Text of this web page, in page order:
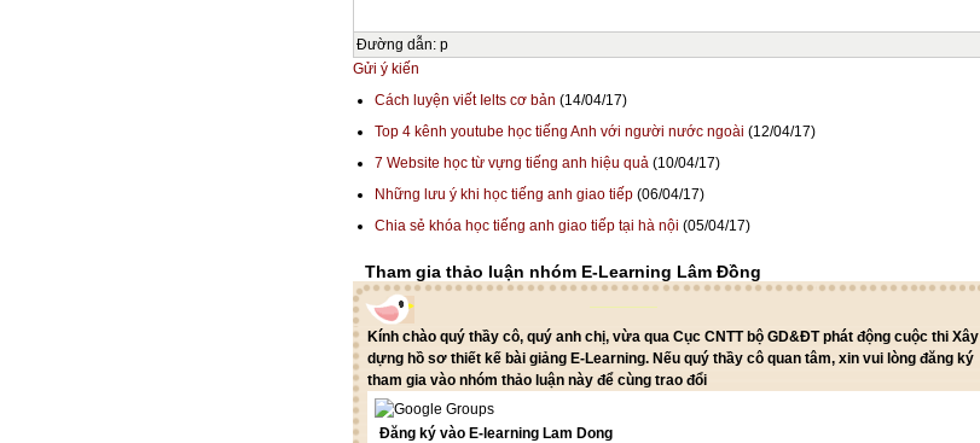
Đường dẫn: p
Gửi ý kiến
Cách luyện viết Ielts cơ bản (14/04/17)
Top 4 kênh youtube học tiếng Anh với người nước ngoài (12/04/17)
7 Website học từ vựng tiếng anh hiệu quả (10/04/17)
Những lưu ý khi học tiếng anh giao tiếp (06/04/17)
Chia sẻ khóa học tiếng anh giao tiếp tại hà nội (05/04/17)
Tham gia thảo luận nhóm E-Learning Lâm Đồng
Kính chào quý thầy cô, quý anh chị, vừa qua Cục CNTT bộ GD&ĐT phát động cuộc thi Xây
dựng hồ sơ thiết kế bài giảng E-Learning. Nếu quý thầy cô quan tâm, xin vui lòng đăng ký
tham gia vào nhóm thảo luận này để cùng trao đổi
Đăng ký vào E-learning Lam Dong